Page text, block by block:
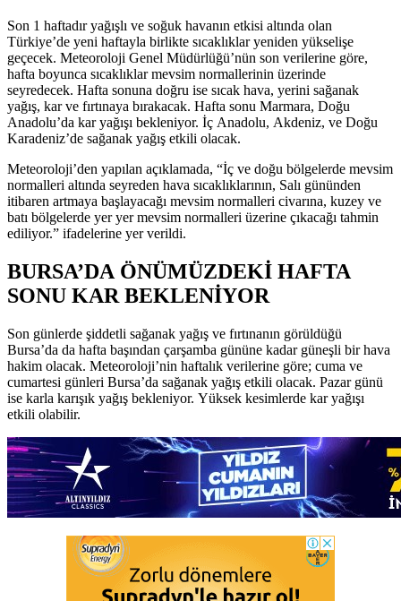
Son 1 haftadır yağışlı ve soğuk havanın etkisi altında olan
Türkiye’de yeni haftayla birlikte sıcaklıklar yeniden yükselişe
geçecek. Meteoroloji Genel Müdürlüğü’nün son verilerine göre,
hafta boyunca sıcaklıklar mevsim normallerinin üzerinde
seyredecek. Hafta sonuna doğru ise sıcak hava, yerini sağanak
yağış, kar ve fırtınaya bırakacak. Hafta sonu Marmara, Doğu
Anadolu’da kar yağışı bekleniyor. İç Anadolu, Akdeniz, ve Doğu
Karadeniz’de sağanak yağış etkili olacak.
Meteoroloji’den yapılan açıklamada, “İç ve doğu bölgelerde mevsim
normalleri altında seyreden hava sıcaklıklarının, Salı gününden
itibaren artmaya başlayacağı mevsim normalleri civarına, kuzey ve
batı bölgelerde yer yer mevsim normalleri üzerine çıkacağı tahmin
ediliyor.” ifadelerine yer verildi.
BURSA’DA ÖNÜMÜZDEKİ HAFTA
SONU KAR BEKLENİYOR
Son günlerde şiddetli sağanak yağış ve fırtınanın görüldüğü
Bursa’da da hafta başından çarşamba gününe kadar güneşli bir hava
hakim olacak. Meteoroloji’nin haftalık verilerine göre; cuma ve
cumartesi günleri Bursa’da sağanak yağış etkili olacak. Pazar günü
ise karla karışık yağış bekleniyor. Yüksek kesimlerde kar yağışı
etkili olabilir.